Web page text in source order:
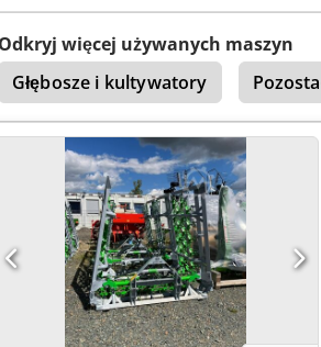
Odkryj więcej używanych maszyn
Głębosze i kultywatory